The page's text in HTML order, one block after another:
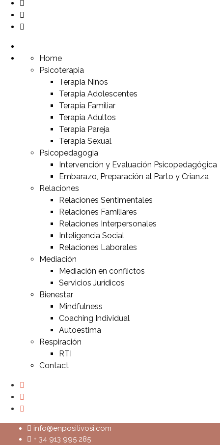
Home
Psicoterapia
Terapia Niños
Terapia Adolescentes
Terapia Familiar
Terapia Adultos
Terapia Pareja
Terapia Sexual
Psicopedagogia
Intervención y Evaluación Psicopedagógica
Embarazo, Preparación al Parto y Crianza
Relaciones
Relaciones Sentimentales
Relaciones Familiares
Relaciones Interpersonales
Inteligencia Social
Relaciones Laborales
Mediación
Mediación en conflictos
Servicios Jurídicos
Bienestar
Mindfulness
Coaching Individual
Autoestima
Respiración
RTI
Contact
info@enpositivosi.com
+ 34 913 995 285